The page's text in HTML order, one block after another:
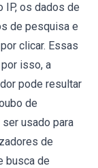
IP, os dados de
de pesquisa e
clicar. Essas
isso, a
pode resultar
de
usado para
de
busca de